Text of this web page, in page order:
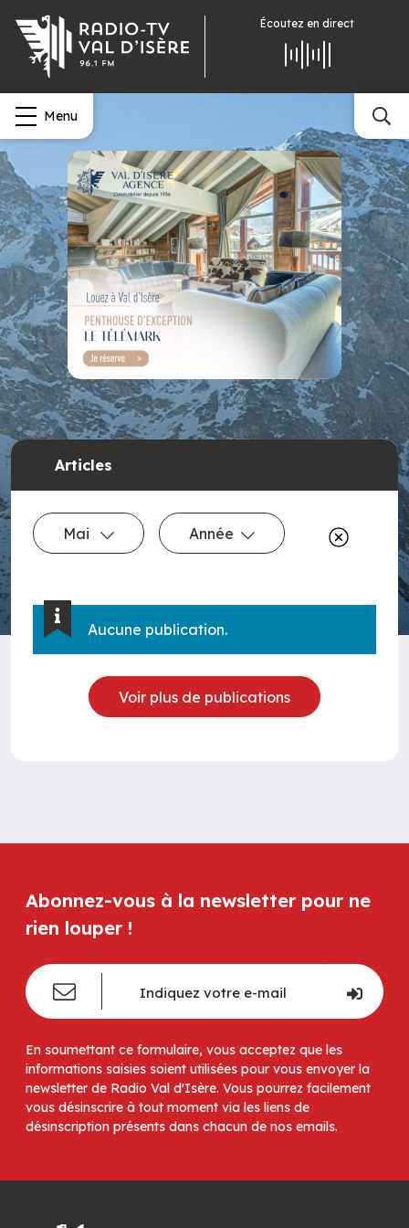
Écoutez en direct
Menu
Articles
Mai Année
Aucune publication.
Voir plus de publications
Abonnez-vous à la newsletter pour ne
rien louper !
En soumettant ce formulaire, vous acceptez que les
informations saisies soient utilisées pour vous envoyer la
newsletter de Radio Val d'Isère. Vous pourrez facilement
vous désinscrire à tout moment via les liens de
désinscription présents dans chacun de nos emails.